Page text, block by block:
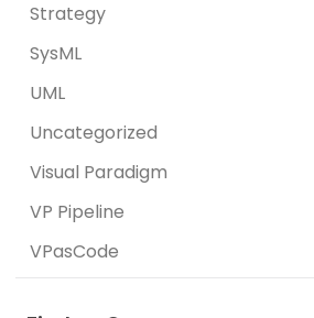
Strategy
SysML
UML
Uncategorized
Visual Paradigm
VP Pipeline
VPasCode